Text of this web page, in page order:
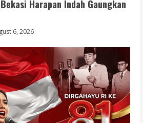
Harapan Indah Gaungkan
6, 2026